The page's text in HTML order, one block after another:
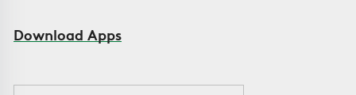
Download Apps